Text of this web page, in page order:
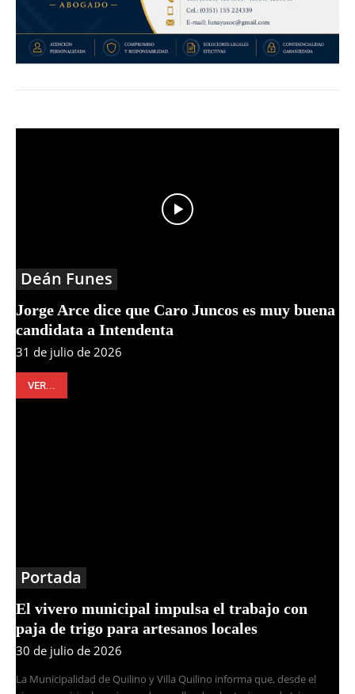
Deán Funes
Jorge Arce dice que Caro Juncos es muy buena
candidata a Intendenta
31 de julio de 2026
VER...
Portada
El vivero municipal impulsa el trabajo con
paja de trigo para artesanos locales
30 de julio de 2026
La Municipalidad de Quilino y Villa Quilino informa que, desde el